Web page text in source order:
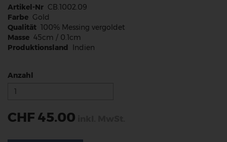
Artikel-Nr CB.1002.09
Farbe Gold
Qualität 100% Messing vergoldet
Masse 45cm / 0.1cm
Produktionsland Indien
Anzahl
CHF 45.00